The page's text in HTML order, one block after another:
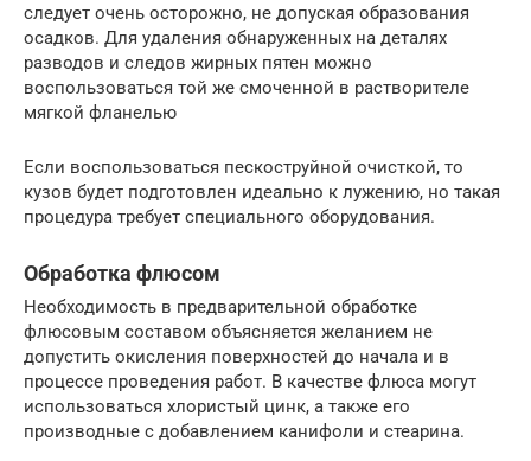
следует очень осторожно, не допуская образования
осадков. Для удаления обнаруженных на деталях
разводов и следов жирных пятен можно
воспользоваться той же смоченной в растворителе
мягкой фланелью
Если воспользоваться пескоструйной очисткой, то
кузов будет подготовлен идеально к лужению, но такая
процедура требует специального оборудования.
Обработка флюсом
Необходимость в предварительной обработке
флюсовым составом объясняется желанием не
допустить окисления поверхностей до начала и в
процессе проведения работ. В качестве флюса могут
использоваться хлористый цинк, а также его
производные с добавлением канифоли и стеарина.